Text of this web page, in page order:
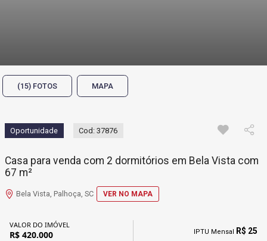
(15) FOTOS MAPA
Oportunidade Cod: 37876
Casa para venda com 2 dormitórios em Bela Vista com
67 m²
Bela Vista, Palhoça, SC VER NO MAPA
VALOR DO IMÓVEL
R$ 420.000 IPTU Mensal R$ 25